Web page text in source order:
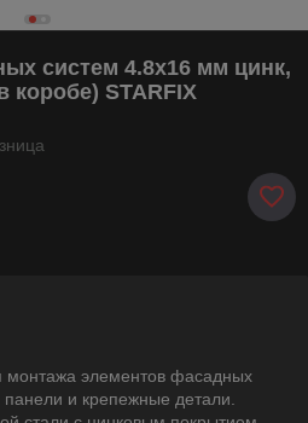
систем 4.8х16 мм цинк,
коробе) STARFIX
монтажа элементов фасадных
и крепежные детали.